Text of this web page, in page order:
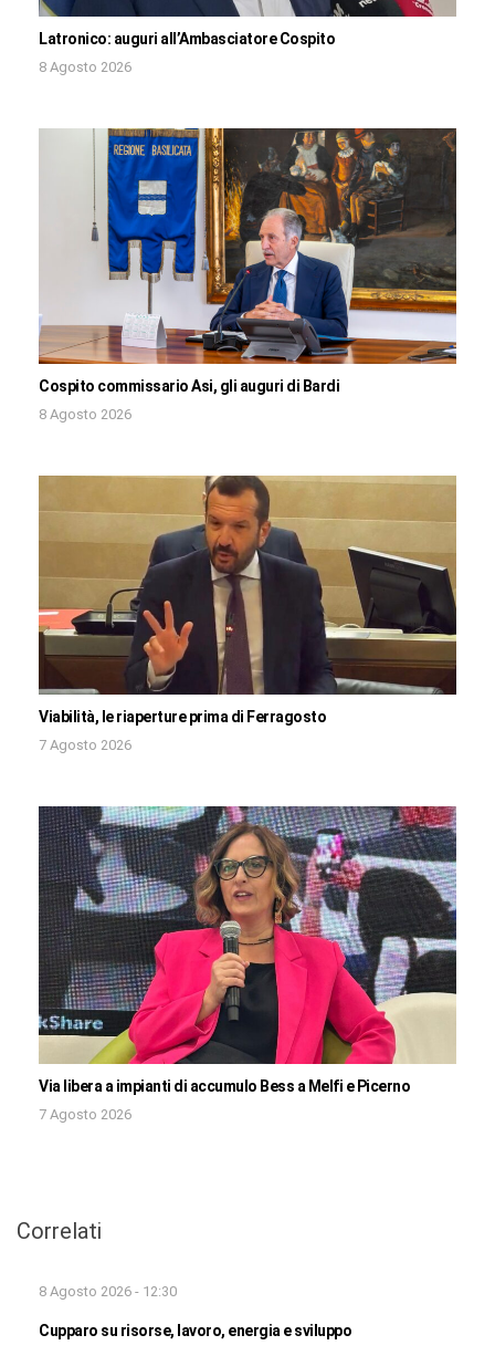
Latronico: auguri all’Ambasciatore Cospito
8 Agosto 2026
Cospito commissario Asi, gli auguri di Bardi
8 Agosto 2026
Viabilità, le riaperture prima di Ferragosto
7 Agosto 2026
Via libera a impianti di accumulo Bess a Melfi e Picerno
7 Agosto 2026
Correlati
8 Agosto 2026 - 12:30
Cupparo su risorse, lavoro, energia e sviluppo